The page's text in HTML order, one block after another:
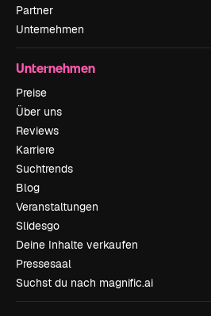
Partner
Unternehmen
Unternehmen
Preise
Über uns
Reviews
Karriere
Suchtrends
Blog
Veranstaltungen
Slidesgo
Deine Inhalte verkaufen
Pressesaal
Suchst du nach magnific.ai